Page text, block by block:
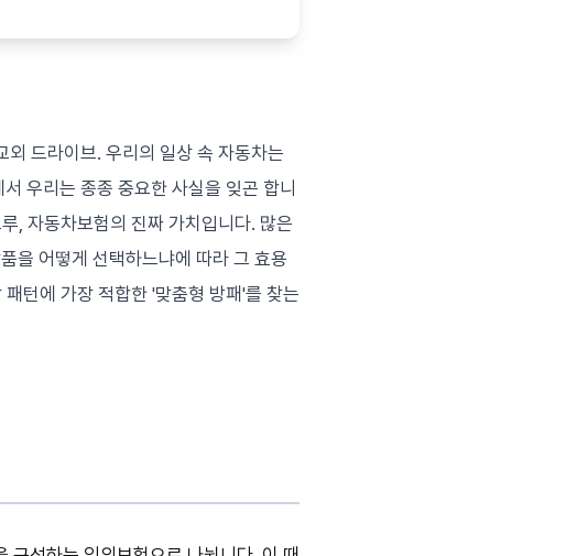
드라이브. 우리의 일상 속 자동차는
우리는 종종 중요한 사실을 잊곤 합니
, 자동차보험의 진짜 가치입니다. 많은
을 어떻게 선택하느냐에 따라 그 효용
턴에 가장 적합한 '맞춤형 방패'를 찾는